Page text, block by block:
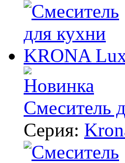
Смеситель
Серия: